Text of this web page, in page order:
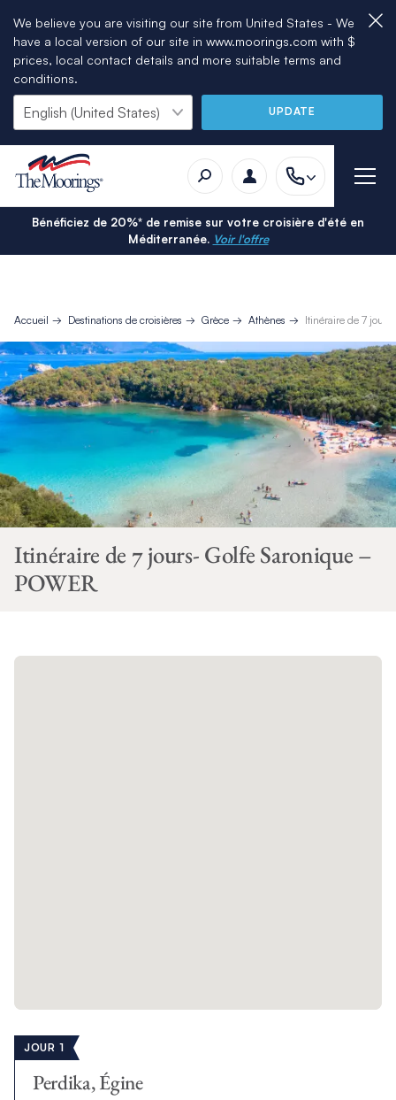
We believe you are visiting our site from United States - We
have a local version of our site in www.moorings.com with $
prices, local contact details and more suitable terms and
conditions.
UPDATE
Bénéficiez de 20%* de remise sur votre croisière d'été en
Méditerranée. Voir l'offre
Accueil Destinations de croisières Grèce Athènes Itinéraire de 7
Itinéraire de 7 jours- Golfe Saronique –
POWER
JOUR 1
Perdika, Égine